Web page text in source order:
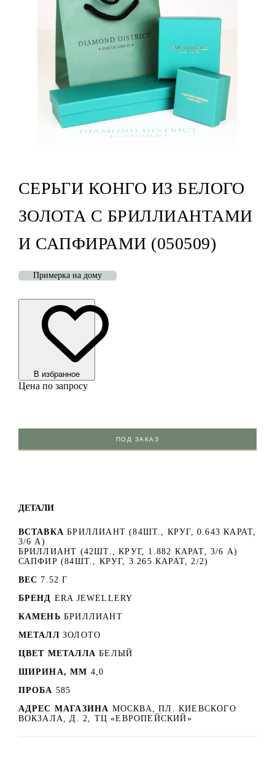
СЕРЬГИ КОНГО ИЗ БЕЛОГО
ЗОЛОТА С БРИЛЛИАНТАМИ
И САПФИРАМИ (050509)
Примерка на дому
В избранноe
Цена по запросу
ПОД ЗАКАЗ
ДЕТАЛИ
ВСТАВКА БРИЛЛИАНТ (84ШТ., КРУГ, 0.643 КАРАТ,
3/6 А)
БРИЛЛИАНТ (42ШТ., КРУГ, 1.882 КАРАТ, 3/6 А)
САПФИР (84ШТ., КРУГ, 3.265 КАРАТ, 2/2)
ВЕС 7.52 Г
БРЕНД ERA JEWELLERY
КАМЕНЬ БРИЛЛИАНТ
МЕТАЛЛ ЗОЛОТО
ЦВЕТ МЕТАЛЛА БЕЛЫЙ
ШИРИНА, ММ 4,0
ПРОБА 585
АДРЕС МАГАЗИНА МОСКВА, ПЛ. КИЕВСКОГО
ВОКЗАЛА, Д. 2, ТЦ «ЕВРОПЕЙСКИЙ»